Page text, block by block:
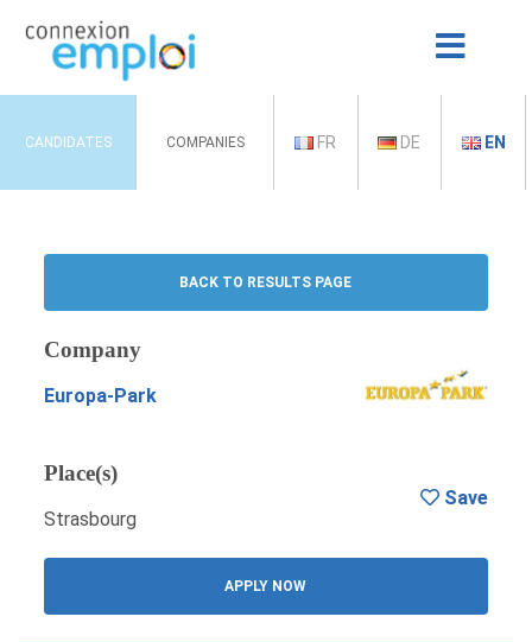
CANDIDATES COMPANIES FR DE EN
BACK TO RESULTS PAGE
Company
Europa-Park
Place(s)
Strasbourg
APPLY NOW
Save